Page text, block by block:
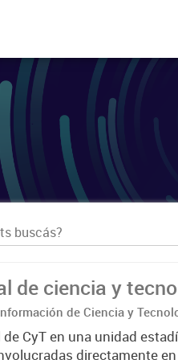
de ciencia y
de Ciencia y
de CyT en una unidad
directamente